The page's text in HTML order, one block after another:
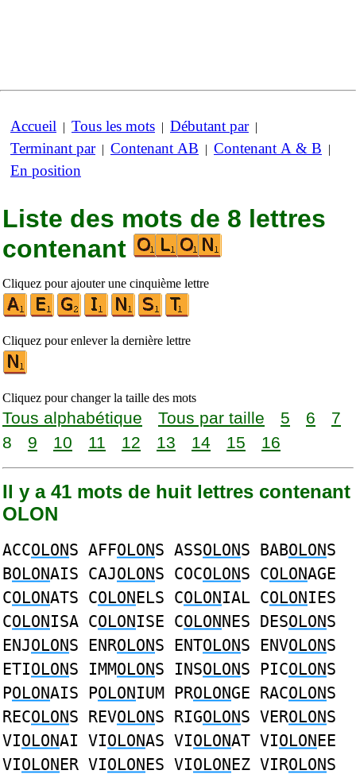
Accueil | Tous les mots | Débutant par|
Terminant par| Contenant AB | Contenant A & B |
En position
Liste des mots de 8 lettres
contenant
Cliquez pour ajouter une cinquième lettre
Cliquez pour enlever la dernière lettre
Cliquez pour changer la taille des mots
Tous alphabétique Tous par taille 5 6
7
8
9 10 11 12 13 14 15 16
Il y a 41 mots de huit lettres contenant
OLON
ACCOLONS AFFOLONS ASSOLONS BABOLONS
BOLONAIS CAJOLONS COCOLONS COLONAGE
COLONATS COLONELS COLONIAL COLONIES
COLONISA COLONISE COLONNES DESOLONS
ENJOLONS ENROLONS ENTOLONS ENVOLONS
ETIOLONS IMMOLONS INSOLONS PICOLONS
POLONAIS POLONIUM PROLONGE RACOLONS
RECOLONS REVOLONS RIGOLONS VEROLONS
VIOLONAI VIOLONAS VIOLONAT VIOLONEE
VIOLONER VIOLONES VIOLONEZ VIROLONS